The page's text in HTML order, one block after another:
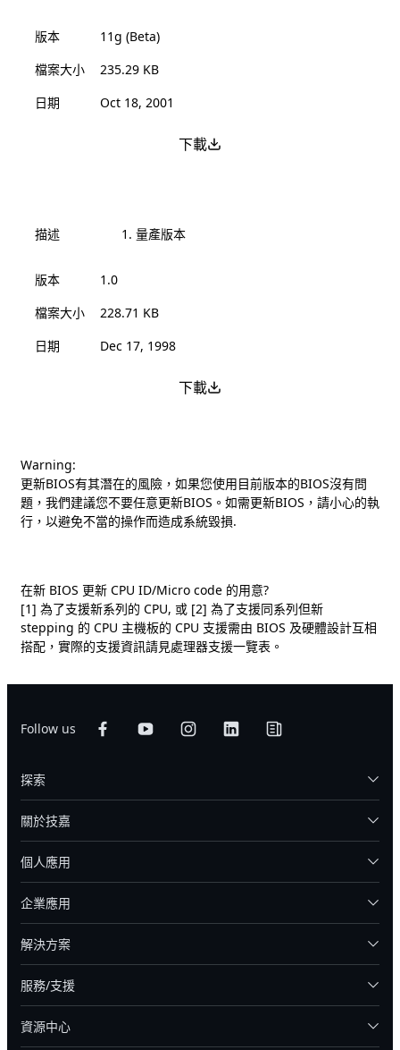
版本
11g (Beta)
檔案大小
235.29 KB
日期
Oct 18, 2001
下載
描述 量產版本
版本
1.0
檔案大小
228.71 KB
日期
Dec 17, 1998
下載
Warning:
更新BIOS有其潛在的風險，如果您使用目前版本的BIOS沒有問
題，我們建議您不要任意更新BIOS。如需更新BIOS，請小心的執
行，以避免不當的操作而造成系統毀損.
在新 BIOS 更新 CPU ID/Micro code 的用意?
[1] 為了支援新系列的 CPU, 或 [2] 為了支援同系列但新
stepping 的 CPU 主機板的 CPU 支援需由 BIOS 及硬體設計互相
搭配，實際的支援資訊請見處理器支援一覽表。
Follow us
探索
關於技嘉
個人應用
企業應用
解決方案
服務/支援
資源中心